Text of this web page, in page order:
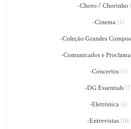
-Choro / Chorinho
-Cinema (5)
-Coleção Grandes
-Comunicados e
-Concertos(5)
-DG Essentials
-Eletrônica (3)
-Entrevistas(10)